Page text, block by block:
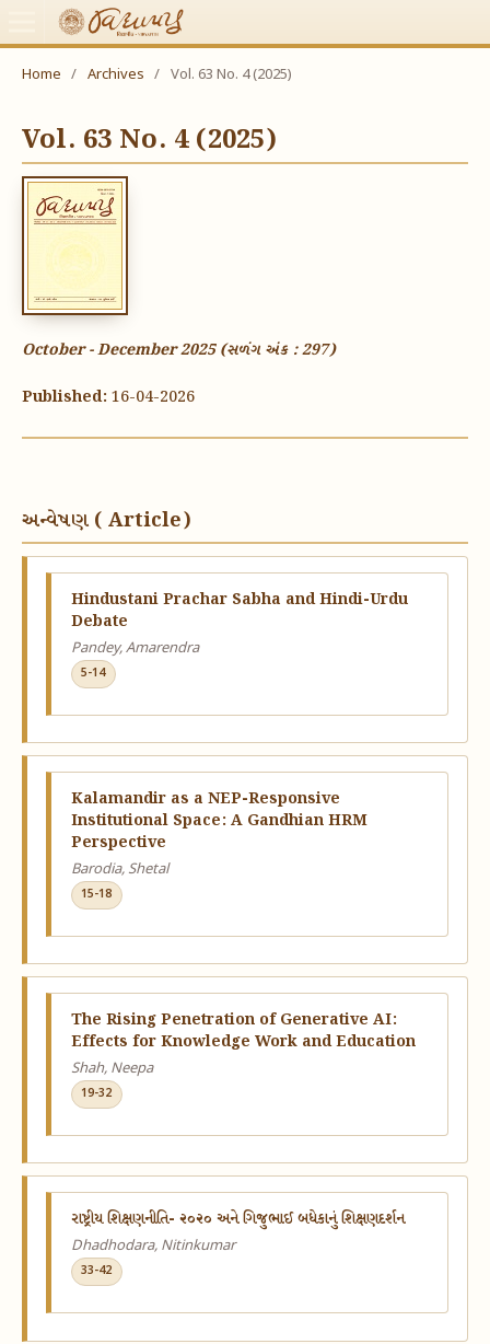
Home / Archives / Vol. 63 No. 4 (2025)
Vol. 63 No. 4 (2025)
October - December 2025 (સળંગ અંક : 297)
Published: 16-04-2026
અન્વેષણ ( Article)
Hindustani Prachar Sabha and Hindi-Urdu
Debate
Pandey, Amarendra
5-14
Kalamandir as a NEP-Responsive
Institutional Space: A Gandhian HRM
Perspective
Barodia, Shetal
15-18
The Rising Penetration of Generative AI:
Effects for Knowledge Work and Education
Shah, Neepa
19-32
રાષ્ટ્રીય શિક્ષણનીતિ- ૨૦૨૦ અને ગિજુભાઈ બધેકાનું શિક્ષણદર્શન
Dhadhodara, Nitinkumar
33-42